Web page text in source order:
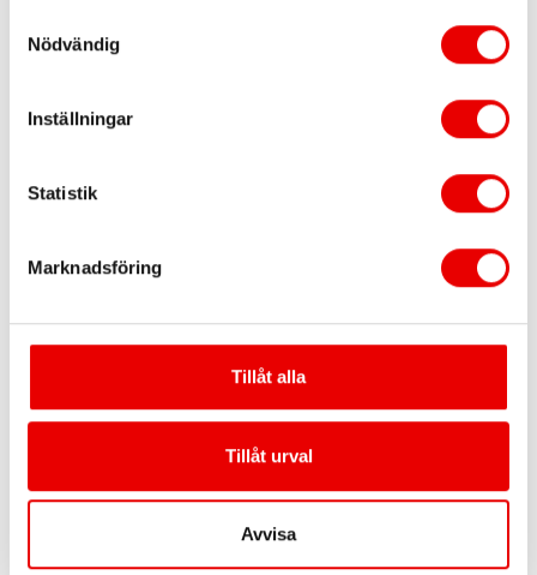
Nödvändig
Inställningar
Statistik
Marknadsföring
Tillåt alla
Tillåt urval
Avvisa
PackageType
DHL Sweden Domestic: CLL, PK. and PL. For DHL Pall:
DHL Sweden International: PK, PLE, PLH
DHL eCom Sweden MyDHLFreight
Title
Download
request
TransportInstruction requestwithproduct
Download
product code
Download
Contact:se.dbl@dhl.com